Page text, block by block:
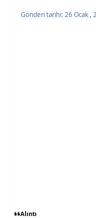
Gönderi tarihi: 26 Ocak ,
Alıntı